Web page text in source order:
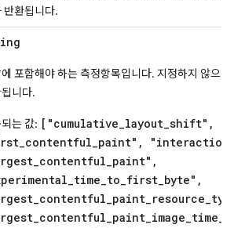
반환됩니다.
포함해야 하는 측정항목입니다. 지정하지 않으
니다.
는 값: ["cumulative_layout_shift",